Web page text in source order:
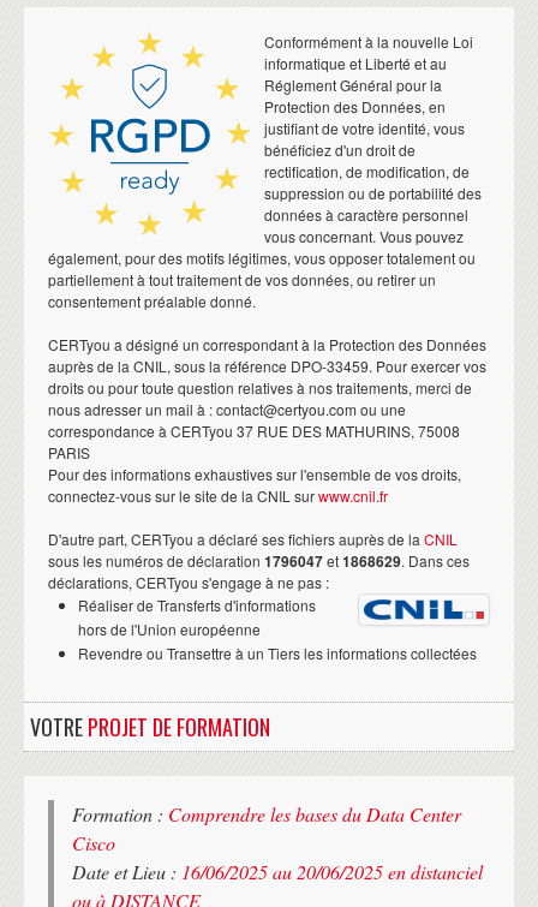
Conformément à la nouvelle Loi
informatique et Liberté et au
Réglement Général pour la
Protection des Données, en
justifiant de votre identité, vous
bénéficiez d'un droit de
rectification, de modification, de
suppression ou de portabilité des
données à caractère personnel
vous concernant. Vous pouvez
également, pour des motifs légitimes, vous opposer totalement ou
partiellement à tout traitement de vos données, ou retirer un
consentement préalable donné.
CERTyou a désigné un correspondant à la Protection des Données
auprès de la CNIL, sous la référence DPO-33459. Pour exercer vos
droits ou pour toute question relatives à nos traitements, merci de
nous adresser un mail à : contact@certyou.com ou une
correspondance à CERTyou 37 RUE DES MATHURINS, 75008
PARIS
Pour des informations exhaustives sur l'ensemble de vos droits,
connectez-vous sur le site de la CNIL surwww.cnil.fr
D'autre part, CERTyou a déclaré ses fichiers auprès de la CNIL
sous les numéros de déclaration 1796047et1868629. Dans ces
déclarations, CERTyou s'engage à ne pas :
Réaliser de Transferts d'informations
hors de l'Union européenne
Revendre ou Transettre à un Tiers les informations collectées
VOTREPROJET DE FORMATION
Formation : Comprendre les bases du Data Center
Cisco
Date et Lieu : 16/06/2025 au 20/06/2025 en distanciel
ou à DISTANCE